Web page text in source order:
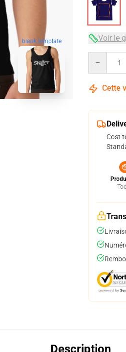
blank template Voir le
Cette
Cost
Description